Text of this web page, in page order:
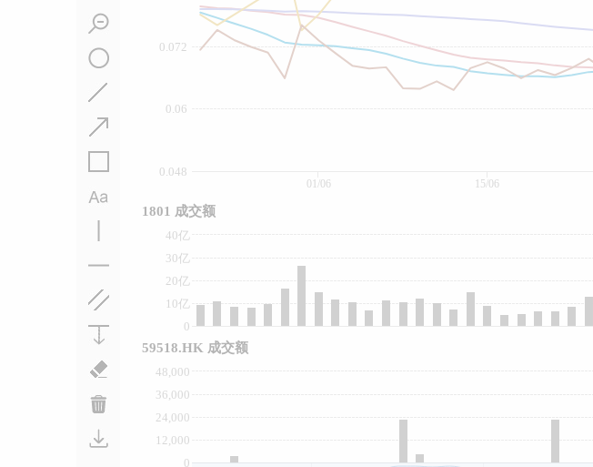
0.048
0.06
0.072
0
10亿
20亿
30亿
40亿
0
12,000
24,000
36,000
48,000
01/06 15/06
1801 成交额
59518.HK 成交额